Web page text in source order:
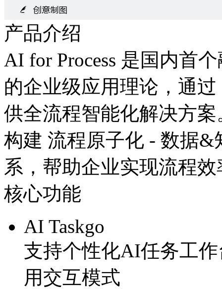
产品介绍
AI for Process 是国内首
的企业级应用理论，通
供全流程智能化解决方案
构建 流程原子化 - 数据
系，帮助企业实现流
核心功能
AI Taskgo
支持个性化AI任务工作
用交互模式